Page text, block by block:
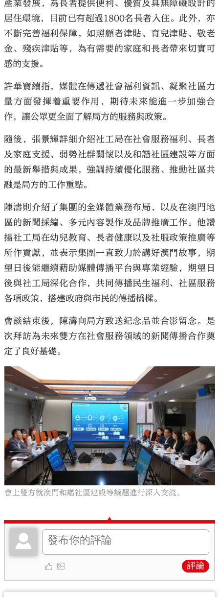
產業發展，為長者提供便利、優質及具無障礙設計的
居住環境，目前已有超過1800名長者入住。此外，亦
不斷完善福利保障，如照顧者津貼、育兒津貼、敬老
金、殘疾津貼等，為有需要的家庭和長者帶來切實可
感的支援。
許華寶續指，媒體在傳遞社會福利資訊、凝聚社區力
量方面發揮着重要作用，期待未來能進一步加強合
作，讓公眾更全面了解局方的服務與政策。
隨後，張景輝詳細介紹社工局在社會服務福利、長者
及家庭支援、弱勢社群關懷以及和諧社區建設等方面
的最新舉措與成果，強調持續優化服務、推動社區共
融是局方的工作重點。
陳濤則介紹了集團的全媒體業務布局，以及在澳門地
區的新聞採編、多元內容製作及品牌推廣工作。他讚
揚社工局在幼兒教育、長者健康以及社服政策推廣等
所作貢獻，並表示集團一直致力於講好澳門故事，期
望日後能繼續藉助媒體傳播平台與專業經驗，期望日
後與社工局深化合作，共同傳播民生福利、社區服務
各項政策，搭建政府與市民的傳播橋樑。
會談結束後，陳濤向局方致送紀念品並合影留念。是
次拜訪為未來雙方在社會服務領域的新聞傳播合作奠
定了良好基礎。
會上雙方就澳門和諧社區建設等議題進行深入交流。
評論